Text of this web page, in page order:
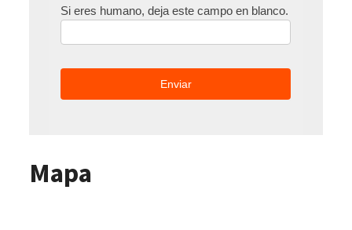
Si eres humano, deja este campo en blanco.
Mapa